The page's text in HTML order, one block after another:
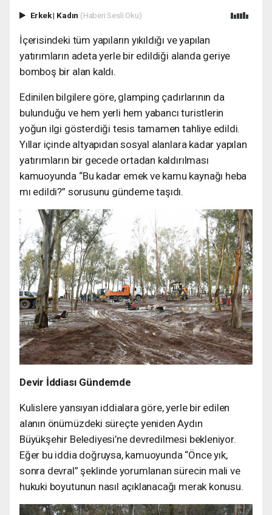
Erkek| Kadın (Haberi Sesli Oku)
İçerisindeki tüm yapıların yıkıldığı ve yapılan
yatırımların adeta yerle bir edildiği alanda geriye
bomboş bir alan kaldı.
Edinilen bilgilere göre, glamping çadırlarının da
bulunduğu ve hem yerli hem yabancı turistlerin
yoğun ilgi gösterdiği tesis tamamen tahliye edildi.
Yıllar içinde altyapıdan sosyal alanlara kadar yapılan
yatırımların bir gecede ortadan kaldırılması
kamuoyunda “Bu kadar emek ve kamu kaynağı heba
mı edildi?” sorusunu gündeme taşıdı.
Devir İddiası Gündemde
Kulislere yansıyan iddialara göre, yerle bir edilen
alanın önümüzdeki süreçte yeniden Aydın
Büyükşehir Belediyesi’ne devredilmesi bekleniyor.
Eğer bu iddia doğruysa, kamuoyunda “Önce yık,
sonra devral” şeklinde yorumlanan sürecin mali ve
hukuki boyutunun nasıl açıklanacağı merak konusu.